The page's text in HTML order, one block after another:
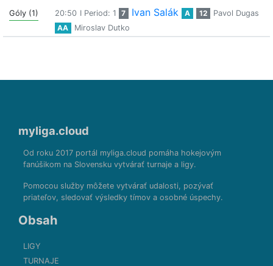
Góly (1) 20:50 I Period: 1 7 Ivan Salák A 12
Pavol Dugas
AA
Miroslav Dutko
myliga.cloud
Od roku 2017 portál myliga.cloud pomáha hokejovým
fanúšikom na Slovensku vytvárať turnaje a ligy.
Pomocou služby môžete vytvárať udalosti, pozývať
priateľov, sledovať výsledky tímov a osobné úspechy.
Obsah
LIGY
TURNAJE